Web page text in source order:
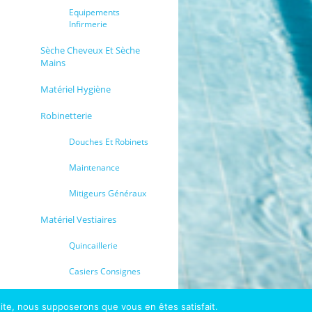
Equipements
Infirmerie
Sèche Cheveux Et Sèche
Mains
Matériel Hygiène
Robinetterie
Douches Et Robinets
Maintenance
Mitigeurs Généraux
Matériel Vestiaires
Quincaillerie
Casiers Consignes
nous supposerons que vous en êtes satisfait.